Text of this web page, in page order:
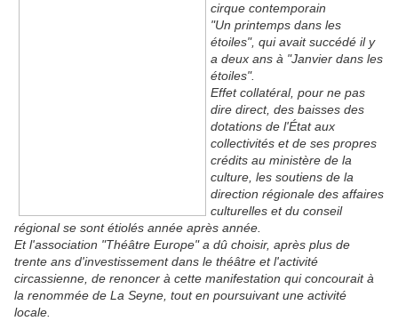
cirque contemporain
"Un printemps dans les
étoiles", qui avait succédé il y
a deux ans à "Janvier dans les
étoiles".
Effet collatéral, pour ne pas
dire direct, des baisses des
dotations de l'État aux
collectivités et de ses propres
crédits au ministère de la
culture, les soutiens de la
direction régionale des affaires
culturelles et du conseil
régional se sont étiolés année après année.
Et l'association "Théâtre Europe" a dû choisir, après plus de
trente ans d'investissement dans le théâtre et l'activité
circassienne, de renoncer à cette manifestation qui concourait à
la renommée de La Seyne, tout en poursuivant une activité
locale.